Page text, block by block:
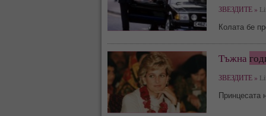
ЗВЕЗДИТЕ »
Колата бе
Тъжна
ЗВЕЗДИТЕ »
Принцесата